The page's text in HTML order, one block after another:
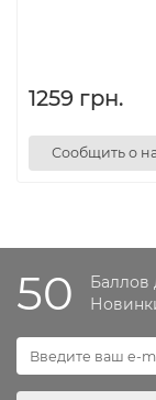
1259 грн.
Сообщить о
50
Баллов